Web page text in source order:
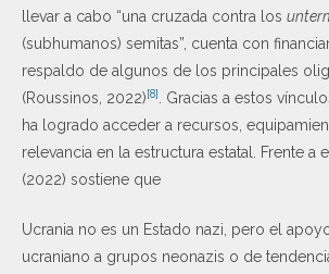
llevar a cabo “una cruzada contra los
(subhumanos) semitas”, cuenta con
respaldo de algunos de los principales
(Roussinos, 2022)[8]. Gracias a estos
ha logrado acceder a recursos,
relevancia en la estructura estatal. Frente a
(2022) sostiene que
Ucrania no es un Estado nazi, pero el
ucraniano a grupos neonazis o de